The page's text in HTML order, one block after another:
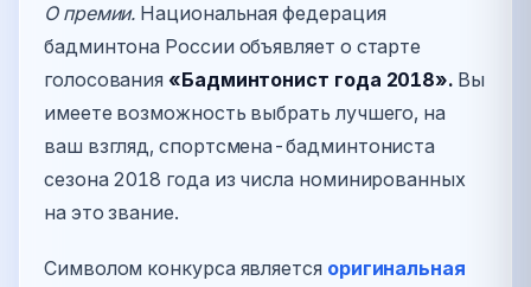
О премии. Национальная федерация
бадминтона России объявляет о старте
голосования «Бадминтонист года 2018». Вы
имеете возможность выбрать лучшего, на
ваш взгляд, спортсмена-бадминтониста
сезона 2018 года из числа номинированных
на это звание.
Символом конкурса является оригинальная